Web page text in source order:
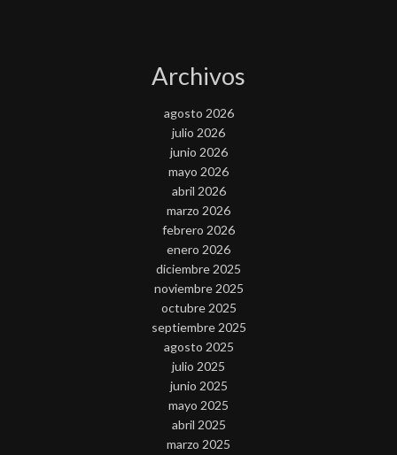
Archivos
agosto 2026
julio 2026
junio 2026
mayo 2026
abril 2026
marzo 2026
febrero 2026
enero 2026
diciembre 2025
noviembre 2025
octubre 2025
septiembre 2025
agosto 2025
julio 2025
junio 2025
mayo 2025
abril 2025
marzo 2025